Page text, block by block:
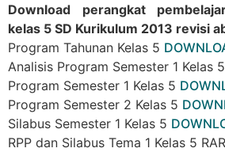
Download perangkat
kelas 5 SD Kurikulum 2013 revisi
Program Tahunan Kelas 5
Analisis Program Semester 1 Kelas 5
Program Semester 1 Kelas 5
Program Semester 2 Kelas 5
Silabus Semester 1 Kelas 5
RPP dan Silabus Tema 1 Kelas 5 RAR